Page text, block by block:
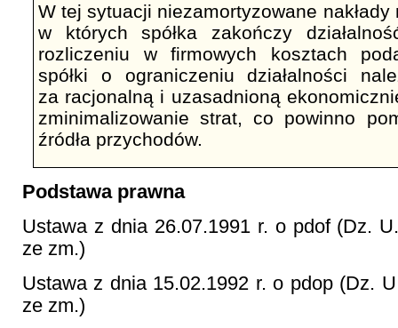
W tej sytuacji niezamortyzowane
w których spółka zakończy
rozliczeniu w firmowych kosztach
spółki o ograniczeniu działalności
za racjonalną i uzasadnioną
zminimalizowanie strat, co powinno
źródła przychodów.
Podstawa prawna
Ustawa z dnia 26.07.1991 r. o pdof (Dz.
ze zm.)
Ustawa z dnia 15.02.1992 r. o pdop (Dz.
ze zm.)